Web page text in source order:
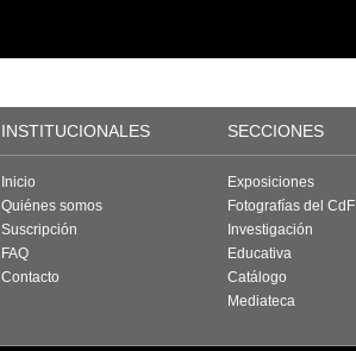
INSTITUCIONALES SECCIONES
Inicio
Quiénes somos
Suscripción
FAQ
Contacto
Exposiciones
Fotografías del CdF
Investigación
Educativa
Catálogo
Mediateca